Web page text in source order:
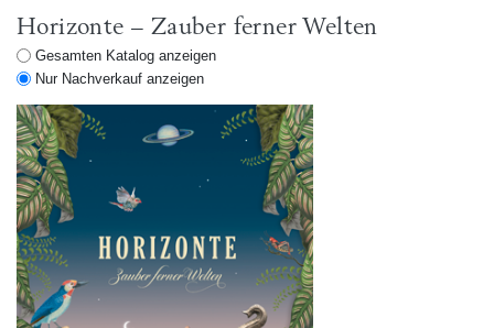
Horizonte – Zauber ferner Welten
Gesamten Katalog anzeigen
Nur Nachverkauf anzeigen